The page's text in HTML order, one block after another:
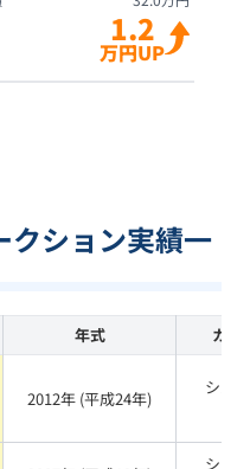
1.2
万円UP
クション実績一
年式 カラ
2012年 (平成24年)
シル
シル